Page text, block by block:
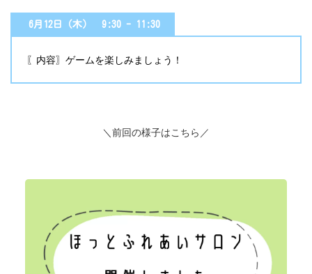
6月12日（木） 9:30 - 11:30
〖内容〗ゲームを楽しみましょう！
＼前回の様子はこちら／